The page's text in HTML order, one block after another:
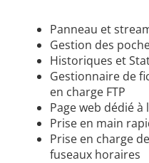
Panneau et
Gestion des
Historiques et
Gestionnaire de
en charge FTP
Page web dédié
Prise en main
Prise en charge
fuseaux horaires